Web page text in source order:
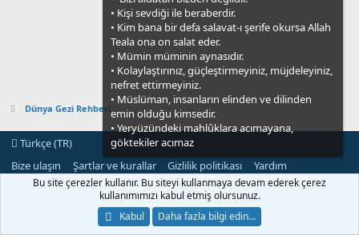
Dünya Gezi Rehberi
Türkçe (TR)
Bize ulaşın
Şartlar ve kurallar Gizlilik politikası
Yardım
Ana sayfa
R
Community platform by XenForo ® © 2010-2021 XenForo Ltd.
[XGT] Forum statistics system- XenGenTr
• Kişi sevdiği ile beraberdir.
• Kim bana bir defa salavat-ı şerife okursa Allah
Teala ona on salat eder.
• Mümin müminin aynasıdır.
• Kolaylaştırınız, güçleştirmeyiniz, müjdeleyiniz,
nefret ettirmeyiniz.
• Müslüman, insanların elinden ve dilinden
emin olduğu kimsedir.
• Yeryüzündeki mahlûklara acımayana,
göktekiler acımaz
Bu site çerezler kullanır. Bu siteyi kullanmaya devam ederek çerez
kullanımımızı kabul etmiş olursunuz.
Kabul
Daha fazla bilgi edin…